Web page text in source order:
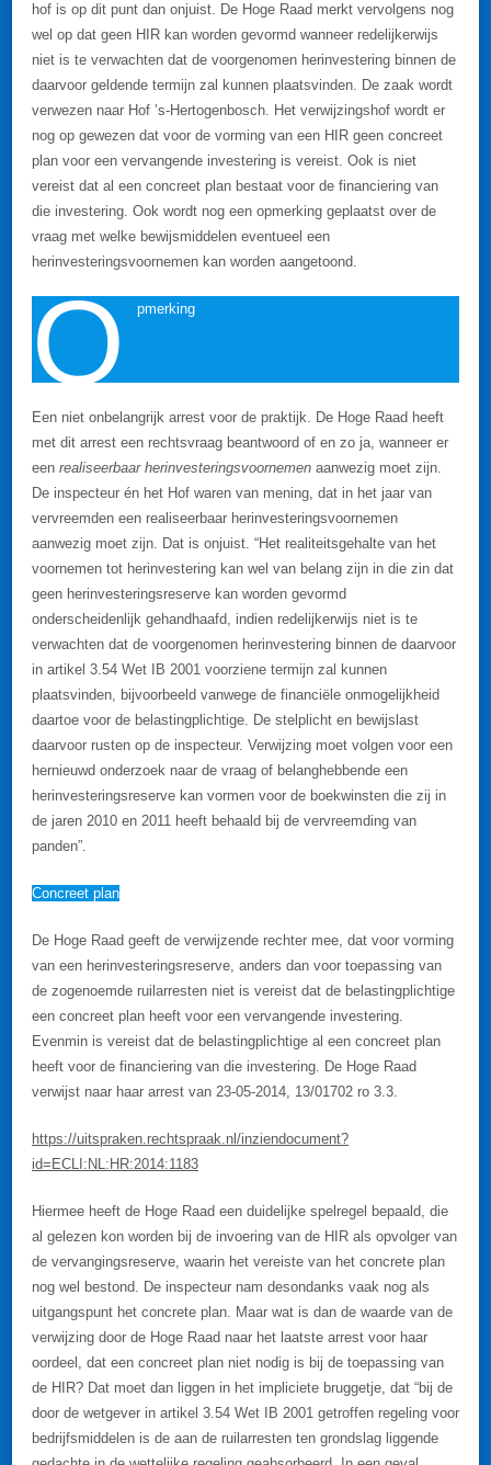
hof is op dit punt dan onjuist. De Hoge Raad merkt vervolgens nog
wel op dat geen HIR kan worden gevormd wanneer redelijkerwijs
niet is te verwachten dat de voorgenomen herinvestering binnen de
daarvoor geldende termijn zal kunnen plaatsvinden. De zaak wordt
verwezen naar Hof ’s-Hertogenbosch. Het verwijzingshof wordt er
nog op gewezen dat voor de vorming van een HIR geen concreet
plan voor een vervangende investering is vereist. Ook is niet
vereist dat al een concreet plan bestaat voor de financiering van
die investering. Ook wordt nog een opmerking geplaatst over de
vraag met welke bewijsmiddelen eventueel een
herinvesteringsvoornemen kan worden aangetoond.
O pmerking
Een niet onbelangrijk arrest voor de praktijk. De Hoge Raad heeft
met dit arrest een rechtsvraag beantwoord of en zo ja, wanneer er
een realiseerbaar herinvesteringsvoornemen aanwezig moet zijn.
De inspecteur én het Hof waren van mening, dat in het jaar van
vervreemden een realiseerbaar herinvesteringsvoornemen
aanwezig moet zijn. Dat is onjuist. “Het realiteitsgehalte van het
voornemen tot herinvestering kan wel van belang zijn in die zin dat
geen herinvesteringsreserve kan worden gevormd
onderscheidenlijk gehandhaafd, indien redelijkerwijs niet is te
verwachten dat de voorgenomen herinvestering binnen de daarvoor
in artikel 3.54 Wet IB 2001 voorziene termijn zal kunnen
plaatsvinden, bijvoorbeeld vanwege de financiële onmogelijkheid
daartoe voor de belastingplichtige. De stelplicht en bewijslast
daarvoor rusten op de inspecteur. Verwijzing moet volgen voor een
hernieuwd onderzoek naar de vraag of belanghebbende een
herinvesteringsreserve kan vormen voor de boekwinsten die zij in
de jaren 2010 en 2011 heeft behaald bij de vervreemding van
panden”.
Concreet plan
De Hoge Raad geeft de verwijzende rechter mee, dat voor vorming
van een herinvesteringsreserve, anders dan voor toepassing van
de zogenoemde ruilarresten niet is vereist dat de belastingplichtige
een concreet plan heeft voor een vervangende investering.
Evenmin is vereist dat de belastingplichtige al een concreet plan
heeft voor de financiering van die investering. De Hoge Raad
verwijst naar haar arrest van 23-05-2014, 13/01702 ro 3.3.
https://uitspraken.rechtspraak.nl/inziendocument?
id=ECLI:NL:HR:2014:1183
Hiermee heeft de Hoge Raad een duidelijke spelregel bepaald, die
al gelezen kon worden bij de invoering van de HIR als opvolger van
de vervangingsreserve, waarin het vereiste van het concrete plan
nog wel bestond. De inspecteur nam desondanks vaak nog als
uitgangspunt het concrete plan. Maar wat is dan de waarde van de
verwijzing door de Hoge Raad naar het laatste arrest voor haar
oordeel, dat een concreet plan niet nodig is bij de toepassing van
de HIR? Dat moet dan liggen in het impliciete bruggetje, dat “bij de
door de wetgever in artikel 3.54 Wet IB 2001 getroffen regeling voor
bedrijfsmiddelen is de aan de ruilarresten ten grondslag liggende